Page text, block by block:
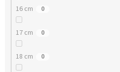
16 cm 0
17 cm 0
18 cm 0